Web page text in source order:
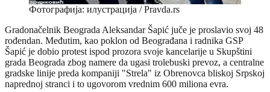
Фотографија: илустрација / Pravda.rs
Gradonačelnik Beograda Aleksandar Šapić juče je proslavio svoj 48
rođendan. Međutim, kao poklon od Beograđana i radnika GSP
Šapić je dobio protest ispod prozora svoje kancelarije u Skupštini
grada Beograda zbog namere da ugasi trolebuski prevoz, a centralne
gradske linije preda kompaniji "Strela" iz Obrenovca bliskoj Srpskoj
naprednoj stranci i to ugovorom vrednim 600 miliona evra.